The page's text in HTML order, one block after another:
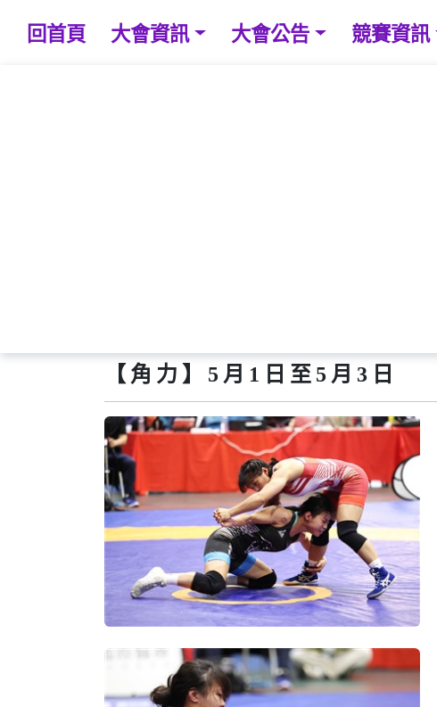
回首頁 大會資訊 大會公告 競賽資訊
【角力】5月1日至5月3日